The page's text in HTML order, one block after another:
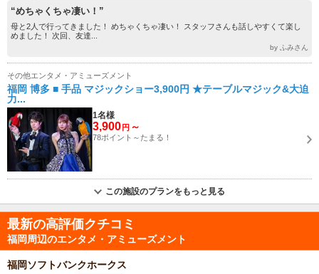
“めちゃくちゃ凄い！”
母と2人で行ってきました！ めちゃくちゃ凄い！ スタッフさんも話しやすくて楽し
めました！ 次回、友達...
by ふみさん
その他エンタメ・アミューズメント
福岡 博多 ■ 手品 マジックショー3,900円 ★テーブルマジック&大迫
力...
1名様
3,900 円 ～
78ポイント～たまる！
この施設のプランをもっと見る
最新の高評価クチコミ
福岡周辺のエンタメ・アミューズメント
福岡ソフトバンクホークス